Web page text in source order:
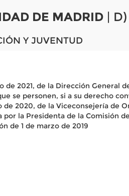
DE MADRID |
Y JUVENTUD
de 2021, de la Dirección General
se personen, si a su derecho
de 2020, de la Viceconsejería de
por la Presidenta de la Comisión
de 1 de marzo de 2019